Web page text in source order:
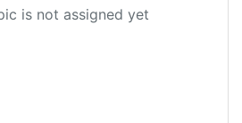
is not assigned yet